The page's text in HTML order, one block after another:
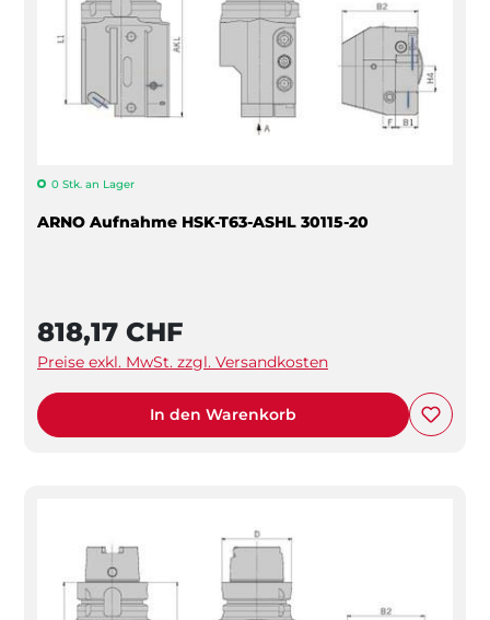
0 Stk. an Lager
ARNO Aufnahme HSK-T63-ASHL 30115-20
818,17 CHF
Preise exkl. MwSt. zzgl. Versandkosten
In den Warenkorb